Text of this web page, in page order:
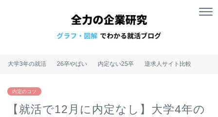
大学3年の就活 26卒やばい 内定ない25卒 逆求人サイト比較
内定のコツ
【就活で12月に内定なし】大学4年の